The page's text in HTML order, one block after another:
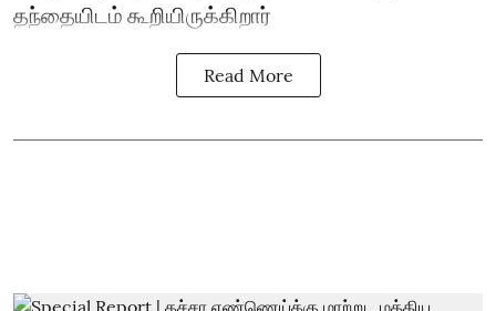
தந்தையிடம் கூறியிருக்கிறார்
Read More